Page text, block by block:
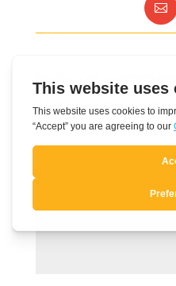
Invia un
Il tuo indirizzo email non
obbligatori sono